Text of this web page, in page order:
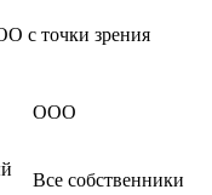
с точки зрения
ООО
Все собственники